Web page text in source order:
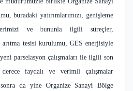
buradaki yatırımlarımızı, genişleme
ve bununla ilgili süreçler,
tesisi kurulumu, GES enerjisiyle
parselasyon çalışmaları ile ilgili son
faydalı ve verimli çalışmalar
da yine Organize Sanayi Bölge